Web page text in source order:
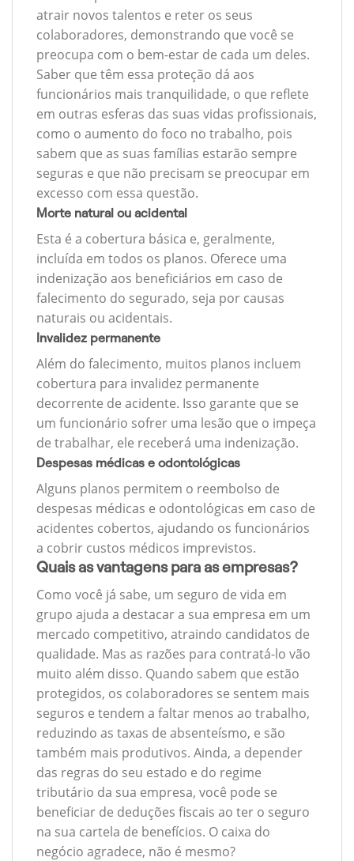
atrair novos talentos e reter os seus
colaboradores, demonstrando que você se
preocupa com o bem-estar de cada um deles.
Saber que têm essa proteção dá aos
funcionários mais tranquilidade, o que reflete
em outras esferas das suas vidas profissionais,
como o aumento do foco no trabalho, pois
sabem que as suas famílias estarão sempre
seguras e que não precisam se preocupar em
excesso com essa questão.
Morte natural ou acidental
Esta é a cobertura básica e, geralmente,
incluída em todos os planos. Oferece uma
indenização aos beneficiários em caso de
falecimento do segurado, seja por causas
naturais ou acidentais.
Invalidez permanente
Além do falecimento, muitos planos incluem
cobertura para invalidez permanente
decorrente de acidente. Isso garante que se
um funcionário sofrer uma lesão que o impeça
de trabalhar, ele receberá uma indenização.
Despesas médicas e odontológicas
Alguns planos permitem o reembolso de
despesas médicas e odontológicas em caso de
acidentes cobertos, ajudando os funcionários
a cobrir custos médicos imprevistos.
Quais as vantagens para as empresas?
Como você já sabe, um seguro de vida em
grupo ajuda a destacar a sua empresa em um
mercado competitivo, atraindo candidatos de
qualidade. Mas as razões para contratá-lo vão
muito além disso. Quando sabem que estão
protegidos, os colaboradores se sentem mais
seguros e tendem a faltar menos ao trabalho,
reduzindo as taxas de absenteísmo, e são
também mais produtivos. Ainda, a depender
das regras do seu estado e do regime
tributário da sua empresa, você pode se
beneficiar de deduções fiscais ao ter o seguro
na sua cartela de benefícios. O caixa do
negócio agradece, não é mesmo?